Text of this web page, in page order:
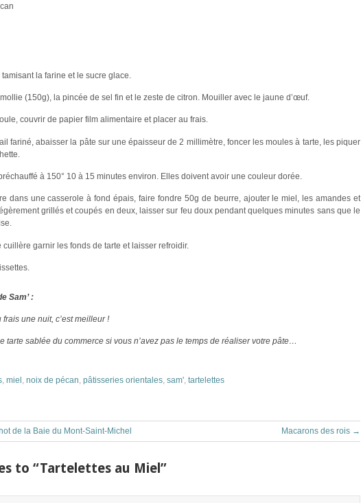
la farine et le sucre glace.
(150g), la pincée de sel fin et le zeste de citron. Mouiller avec le jaune d’œuf.
couvrir de papier film alimentaire et placer au frais.
fariné, abaisser la pâte sur une épaisseur de 2 millimètre, foncer les moules à tarte, les piquer
à 150° 10 à 15 minutes environ. Elles doivent avoir une couleur dorée.
dans une casserole à fond épais, faire fondre 50g de beurre, ajouter le miel, les amandes et
grillés et coupés en deux, laisser sur feu doux pendant quelques minutes sans que le
cuillère garnir les fonds de tarte et laisser refroidir.
Sam’ :
frais une nuit, c’est meilleur !
tarte sablée du commerce si vous n’avez pas le temps de réaliser votre pâte…
, miel , noix de pécan, pâtisseries orientales, sam', tartelettes
de la Baie du Mont-Saint-Michel Macarons des rois →
to “Tartelettes au Miel”